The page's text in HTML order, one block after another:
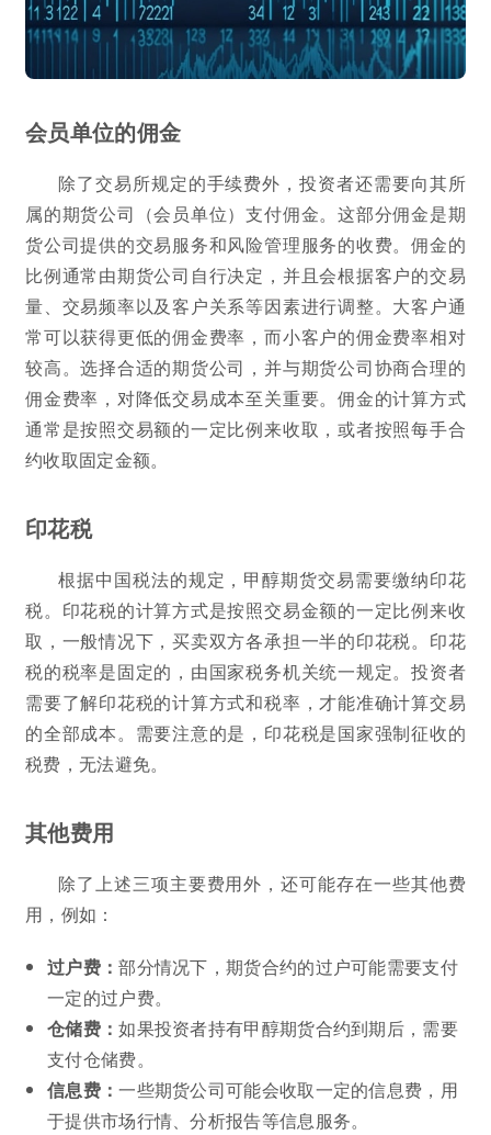
会员单位的佣金
除了交易所规定的手续费外，投资者还需要向其所
属的期货公司（会员单位）支付佣金。这部分佣金是期
货公司提供的交易服务和风险管理服务的收费。佣金的
比例通常由期货公司自行决定，并且会根据客户的交易
量、交易频率以及客户关系等因素进行调整。大客户通
常可以获得更低的佣金费率，而小客户的佣金费率相对
较高。选择合适的期货公司，并与期货公司协商合理的
佣金费率，对降低交易成本至关重要。佣金的计算方式
通常是按照交易额的一定比例来收取，或者按照每手合
约收取固定金额。
印花税
根据中国税法的规定，甲醇期货交易需要缴纳印花
税。印花税的计算方式是按照交易金额的一定比例来收
取，一般情况下，买卖双方各承担一半的印花税。印花
税的税率是固定的，由国家税务机关统一规定。投资者
需要了解印花税的计算方式和税率，才能准确计算交易
的全部成本。需要注意的是，印花税是国家强制征收的
税费，无法避免。
其他费用
除了上述三项主要费用外，还可能存在一些其他费
用，例如：
过户费：部分情况下，期货合约的过户可能需要支付
一定的过户费。
仓储费：如果投资者持有甲醇期货合约到期后，需要
支付仓储费。
信息费：一些期货公司可能会收取一定的信息费，用
于提供市场行情、分析报告等信息服务。